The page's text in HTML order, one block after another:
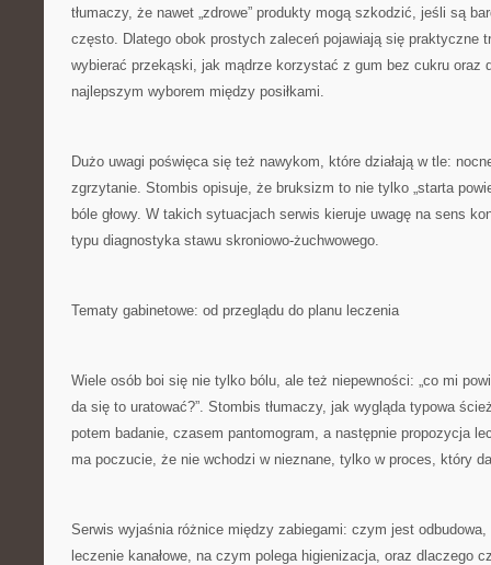
tłumaczy, że nawet „zdrowe” produkty mogą szkodzić, jeśli są
często. Dlatego obok prostych zaleceń pojawiają się praktyczne
wybierać przekąski, jak mądrze korzystać z gum bez cukru oraz
najlepszym wyborem między posiłkami.
Dużo uwagi poświęca się też nawykom, które działają w tle:
zgrzytanie. Stombis opisuje, że bruksizm to nie tylko „starta
bóle głowy. W takich sytuacjach serwis kieruje uwagę na sens
typu diagnostyka stawu skroniowo-żuchwowego.
Tematy gabinetowe: od przeglądu do planu leczenia
Wiele osób boi się nie tylko bólu, ale też niepewności: „co mi
da się to uratować?”. Stombis tłumaczy, jak wygląda typowa
potem badanie, czasem pantomogram, a następnie propozycja
ma poczucie, że nie wchodzi w nieznane, tylko w proces, który
Serwis wyjaśnia różnice między zabiegami: czym jest
leczenie kanałowe, na czym polega higienizacja, oraz dlaczego